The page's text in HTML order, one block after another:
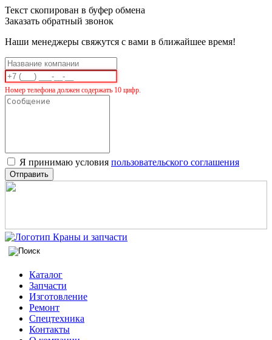
Текст скопирован в буфер обмена
Заказать обратный звонок
Наши менеджеры свяжутся с вами в ближайшее время!
Номер телефона должен содержать 10 цифр.
Я принимаю условия пользовательского соглашения
Отправить
Каталог
Запчасти
Изготовление
Ремонт
Спецтехника
Контакты